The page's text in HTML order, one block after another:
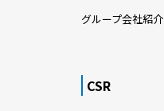
グループ会社紹介
CSR